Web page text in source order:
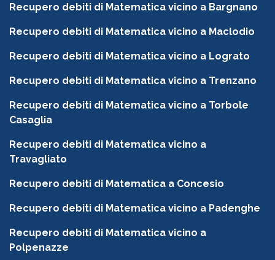
Recupero debiti di Matematica vicino a Bargnano
Recupero debiti di Matematica vicino a Maclodio
Recupero debiti di Matematica vicino a Lograto
Recupero debiti di Matematica vicino a Trenzano
Recupero debiti di Matematica vicino a Torbole
Casaglia
Recupero debiti di Matematica vicino a
Travagliato
Recupero debiti di Matematica a Concesio
Recupero debiti di Matematica vicino a Padenghe
Recupero debiti di Matematica vicino a
Polpenazze